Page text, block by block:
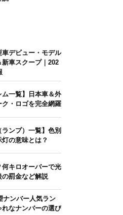
車デビュー・モデル
車スクープ｜202
ム一覧】日本車＆外
・ロゴを完全網羅
ランプ）一覧】色別
の意味とは？
キロオーバーで光
の罰金など解説
ナンバー人気ラン
れなナンバーの選び